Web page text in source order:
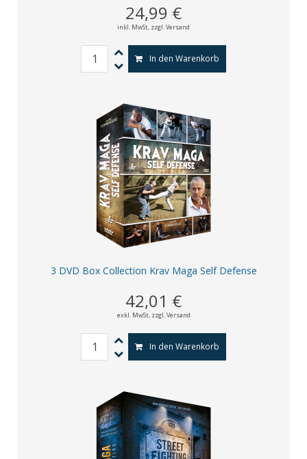
24,99 €
inkl. MwSt, zzgl. Versand
In den Warenkorb
3 DVD Box Collection Krav Maga Self Defense
42,01 €
exkl. MwSt, zzgl. Versand
In den Warenkorb